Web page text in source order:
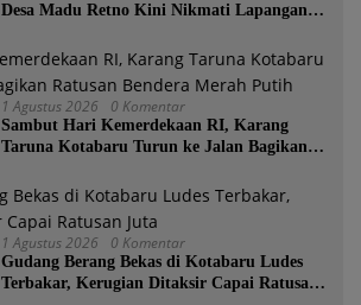
Desa Madu Retno Kini Nikmati Lapangan
Tanah Bumbu
1 Agustus 2026 0 Komentar
Sambut Hari Kemerdekaan RI, Karang
Taruna Kotabaru Turun ke Jalan Bagikan
1 Agustus 2026 0 Komentar
Gudang Berang Bekas di Kotabaru Ludes
Terbakar, Kerugian Ditaksir Capai Ratusan